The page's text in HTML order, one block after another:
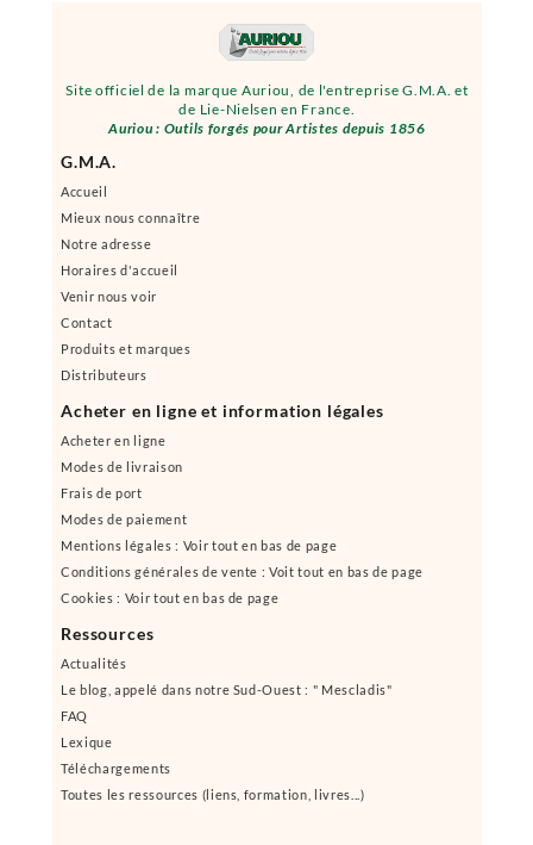
Site officiel de la marque Auriou, de l'entreprise G.M.A. et
de Lie-Nielsen en France.
Auriou : Outils forgés pour Artistes depuis 1856
G.M.A.
Accueil
Mieux nous connaître
Notre adresse
Horaires d'accueil
Venir nous voir
Contact
Produits et marques
Distributeurs
Acheter en ligne et information légales
Acheter en ligne
Modes de livraison
Frais de port
Modes de paiement
Mentions légales : Voir tout en bas de page
Conditions générales de vente : Voit tout en bas de page
Cookies : Voir tout en bas de page
Ressources
Actualités
Le blog, appelé dans notre Sud-Ouest : " Mescladis"
FAQ
Lexique
Téléchargements
Toutes les ressources (liens, formation, livres...)